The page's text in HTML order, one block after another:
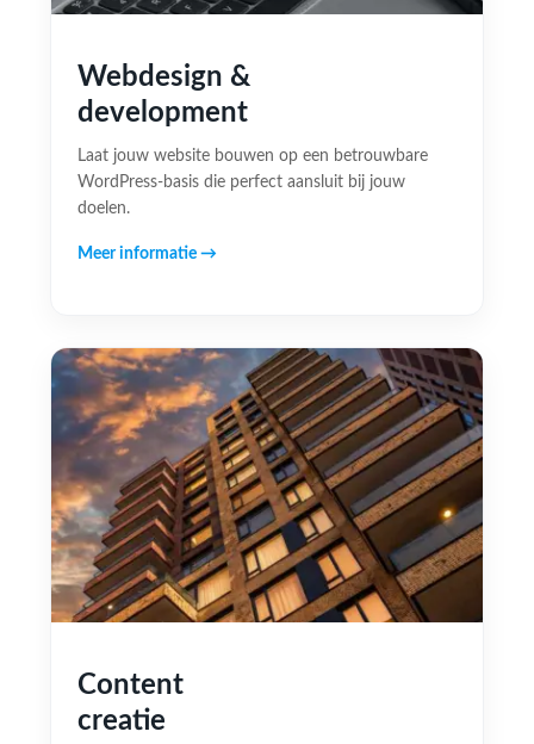
Webdesign &
development
Laat jouw website bouwen op een betrouwbare
WordPress-basis die perfect aansluit bij jouw
doelen.
Meer informatie →
Content
creatie